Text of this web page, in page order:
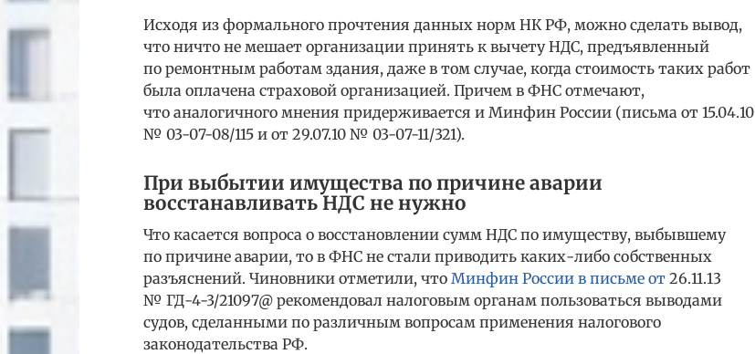
Исходя из формального прочтения данных норм НК РФ, можно сделать вывод,
что ничто не мешает организации принять к вычету НДС, предъявленный
по ремонтным работам здания, даже в том случае, когда стоимость таких работ
была оплачена страховой организацией. Причем в ФНС отмечают,
что аналогичного мнения придерживается и Минфин России (письма от 15.04.10
№ 03-07-08/115 и от 29.07.10 № 03-07-11/321).
При выбытии имущества по причине аварии
восстанавливать НДС не нужно
Что касается вопроса о восстановлении сумм НДС по имуществу, выбывшему
по причине аварии, то в ФНС не стали приводить каких-либо собственных
разъяснений. Чиновники отметили, что Минфин России в письме от 26.11.13
№ ГД-4-3/21097@ рекомендовал налоговым органам пользоваться выводами
судов, сделанными по различным вопросам применения налогового
законодательства РФ.